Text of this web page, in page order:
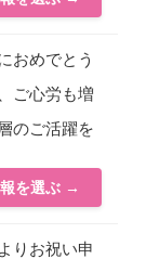
おめでとう
ご心労も増
のご活躍を
を選ぶ →
りお祝い申